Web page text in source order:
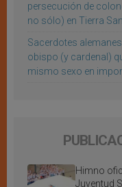
persecución de
no sólo) en Tierra
Sacerdotes
obispo (y cardenal)
mismo sexo en
Himno
Juventud